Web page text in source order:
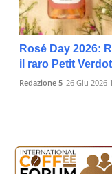
Rosé Day 2026:
il raro Petit
Redazione 5 26 Giu 2026